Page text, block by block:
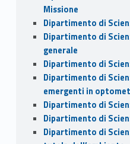
Missione
Dipartimento di
Dipartimento di
generale
Dipartimento di
Dipartimento di
emergenti in
Dipartimento di
Dipartimento di
Dipartimento di